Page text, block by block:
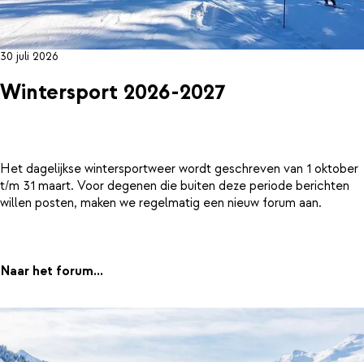
30 juli 2026
Wintersport 2026-2027
Het dagelijkse wintersportweer wordt geschreven van 1 oktober
t/m 31 maart. Voor degenen die buiten deze periode berichten
willen posten, maken we regelmatig een nieuw forum aan.
Naar het forum...